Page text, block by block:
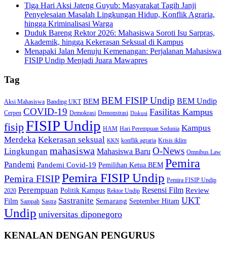
Tiga Hari Aksi Jateng Guyub: Masyarakat Tagih Janji
Penyelesaian Masalah Lingkungan Hidup, Konflik Agraria,
hingga Kriminalisasi Warga
Duduk Bareng Rektor 2026: Mahasiswa Soroti Isu Sarpras,
Akademik, hingga Kekerasan Seksual di Kampus
Menapaki Jalan Menuju Kemenangan: Perjalanan Mahasiswa
FISIP Undip Menjadi Juara Mawapres
Tag
Aksi Mahasiswa Banding UKT BEM BEM FISIP Undip BEM Undip
Cerpen COVID-19 Demokrasi Demonstrasi Diskusi Fasilitas Kampus
fisipFISIP Undip HAM Hari Perempuan Sedunia Kampus
Merdeka Kekerasan seksual KKN konflik agraria Krisis iklim
Lingkungan mahasiswa Mahasiswa Baru O-News Omnibus Law
Pandemi Pandemi Covid-19 Pemilihan Ketua BEM Pemira
Pemira FISIPPemira FISIP Undip Pemira FISIP Undip
2020 Perempuan Politik Kampus Rektor Undip Resensi Film Review
Film Sampah Sastra Sastranite Semarang September Hitam UKT
Undip universitas diponegoro
KENALAN DENGAN PENGURUS